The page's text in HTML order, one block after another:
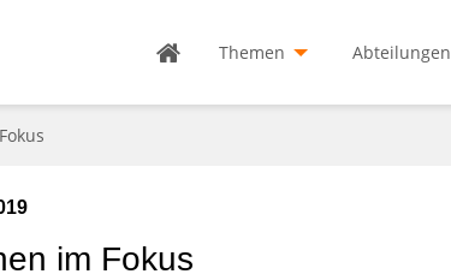
Themen Abteilungen
im Fokus